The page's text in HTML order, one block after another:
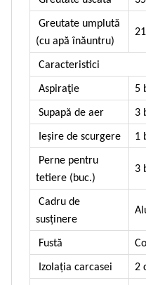
Greutate umplută
(cu apă înăuntru)
Caracteristici
Aspiraţie 5
Supapă de aer 3
Ieșire de scurgere 1
Perne pentru
tetiere (buc.)
3
Cadru de
susținere
Fustă
Izolația carcasei 2